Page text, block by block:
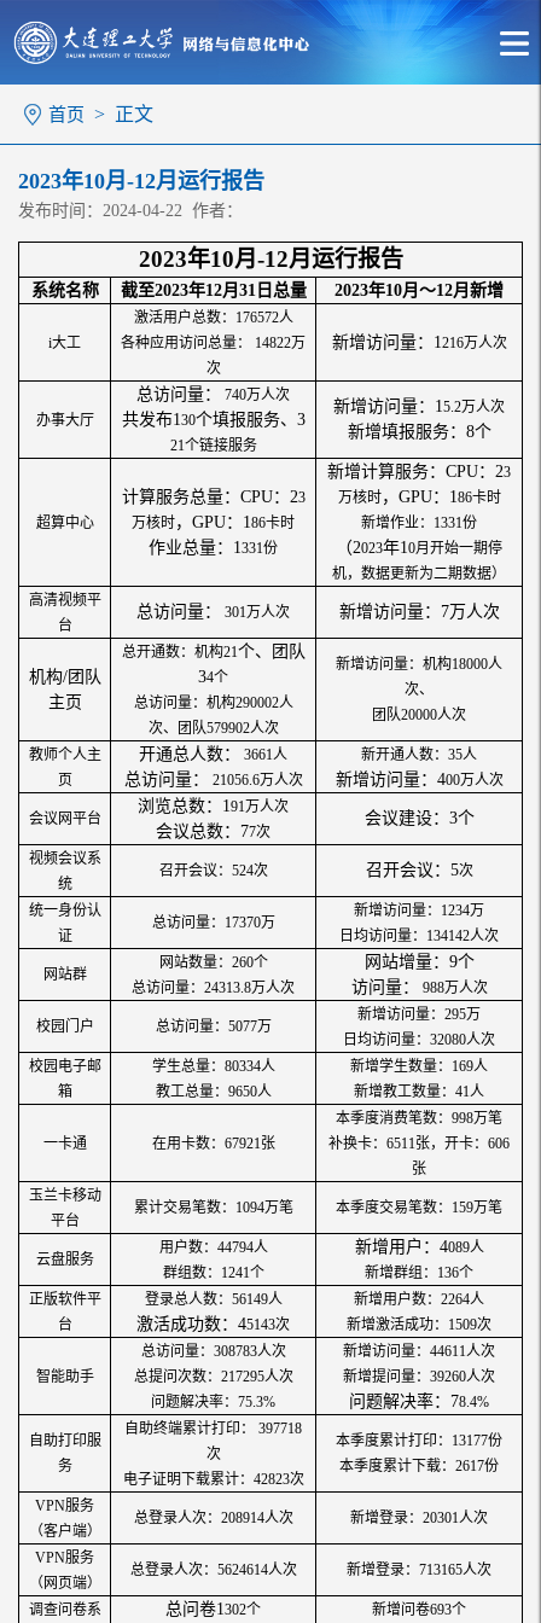
首页 > 正文
2023年10月-12月运行报告
发布时间：2024-04-22 作者：
2023年10月-12月运行报告
系统名称 截至2023年12月 31日总量 2023年10月～12月新增
i大工
激活用户总数： 176572人
各种应用访问总量：
14822万
次
新增访问量： 1216万人次
办事大厅
总访问量： 740万人次
共发布130个填报服务、 3
21个链接服务
新增访问量： 15.2万人次
新增填报服务： 8个
超算中心
计算服务总量： CPU：23
万核时， GPU：186卡时
作业总量： 1331份
新增计算服务： CPU：23
万核时， GPU：186卡时
新增作业： 1331份
（2023年10月开始一期停
机，数据更新为二期数据）
高清视频平
台
总访问量： 301万人次 新增访问量： 7万人次
机构/团队
主页
总开通数：机构21个、团队
34个
总访问量：机构290002人
次、团队579902人次
新增访问量：机构18000人
次、
团队20000人次
教师个人主
页
开通总人数： 3661人
总访问量： 21056.6万人次
新开通人数： 35人
新增访问量： 400万人次
会议网平台
浏览总数： 191万人次
会议总数： 77次
会议建设： 3个
视频会议系
统
召开会议： 524次 召开会议： 5次
统一身份认
证
总访问量： 17370万
新增访问量： 1234万
日均访问量： 134142人次
网站群
网站数量： 260个
总访问量： 24313.8万人次
网站增量： 9个
访问量：
988万人次
校园门户 总访问量： 5077万
新增访问量： 295万
日均访问量： 32080人次
校园电子邮
箱
学生总量： 80334人
教工总量： 9650人
新增学生数量： 169人
新增教工数量： 41人
一卡通 在用卡数： 67921张
本季度消费笔数： 998万笔
补换卡： 6511张，开卡： 606
张
玉兰卡移动
平台
累计交易笔数： 1094万笔 本季度交易笔数： 159万笔
云盘服务
用户数： 44794人
群组数：
1241个
新增用户： 4089人
新增群组： 136个
正版软件平
台
登录总人数： 56149人
激活成功数： 45143次
新增用户数： 2264人
新增激活成功： 1509次
智能助手
总访问量： 308783人次
总提问次数： 217295人次
问题解决率： 75.3%
新增访问量： 44611人次
新增提问量： 39260人次
问题解决率： 78.4%
自助打印服
务
自助终端累计打印：
397718
次
电子证明下载累计： 42823次
本季度累计打印： 13177份
本季度累计下载： 2617份
VPN服务
（客户端）
总登录人次： 208914人次 新增登录： 20301人次
VPN服务
（网页端）
总登录人次： 5624614人次 新增登录： 713165人次
调查问卷系 总问卷1302个 新增问卷693个